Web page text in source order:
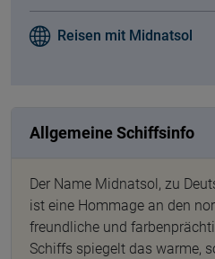
Reisen mit Midnatsol
Allgemeine Schiffsinfo
Der Name Midnatsol, zu
ist eine Hommage an den
freundliche und
Schiffs spiegelt das warme,